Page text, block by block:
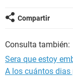
porque hoy no me
miedo y me dan
o depronto salio
mayo comenze a
hotmonas me
Compartir
Consulta también:
Sera que estoy
A los cuántos dias